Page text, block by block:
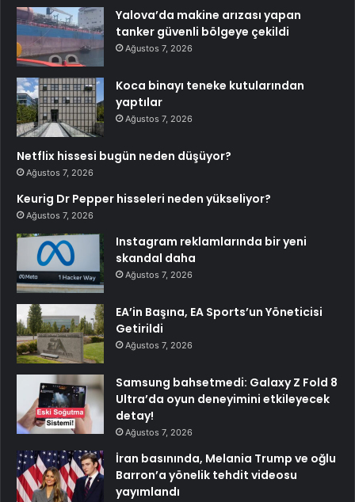
Yalova’da makine arızası yapan
tanker güvenli bölgeye çekildi
Ağustos 7, 2026
Koca binayı teneke kutularından
yaptılar
Ağustos 7, 2026
Netflix hissesi bugün neden düşüyor?
Ağustos 7, 2026
Keurig Dr Pepper hisseleri neden yükseliyor?
Ağustos 7, 2026
Instagram reklamlarında bir yeni
skandal daha
Ağustos 7, 2026
EA’in Başına, EA Sports’un Yöneticisi
Getirildi
Ağustos 7, 2026
Samsung bahsetmedi: Galaxy Z Fold 8
Ultra’da oyun deneyimini etkileyecek
detay!
Ağustos 7, 2026
İran basınında, Melania Trump ve oğlu
Barron’a yönelik tehdit videosu
yayımlandı